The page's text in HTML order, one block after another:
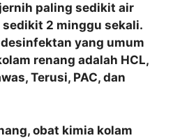
paling sedikit air
2 minggu sekali.
yang umum
renang adalah HCL,
Terusi, PAC, dan
obat kimia kolam